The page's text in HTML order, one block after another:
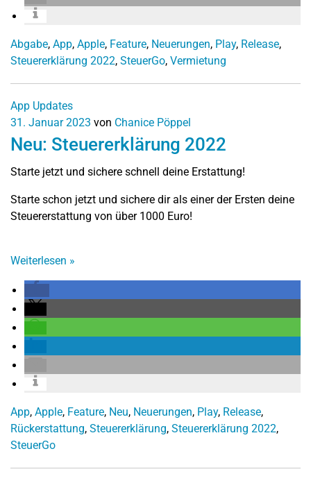
Abgabe, App, Apple, Feature, Neuerungen, Play, Release,
Steuererklärung 2022, SteuerGo, Vermietung
App Updates
31. Januar 2023 von Chanice Pöppel
Neu: Steuererklärung 2022
Starte jetzt und sichere schnell deine Erstattung!
Starte schon jetzt und sichere dir als einer der Ersten deine
Steuererstattung von über 1000 Euro!
Weiterlesen »
App, Apple, Feature, Neu, Neuerungen, Play, Release,
Rückerstattung, Steuererklärung, Steuererklärung 2022,
SteuerGo